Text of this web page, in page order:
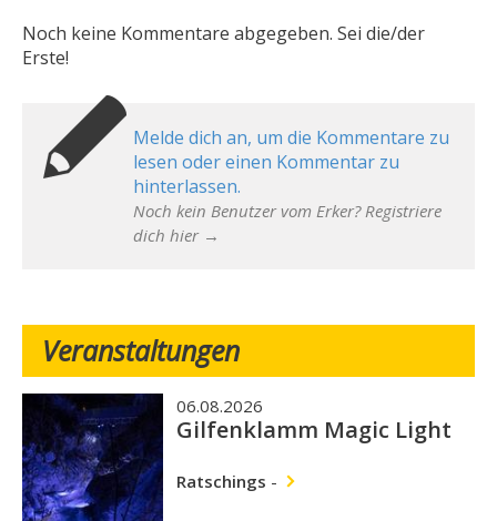
Noch keine Kommentare abgegeben. Sei die/der
Erste!
Melde dich an, um die Kommentare zu
lesen oder einen Kommentar zu
hinterlassen.
Noch kein Benutzer vom Erker? Registriere
dich hier →
Veranstaltungen
06.08.2026
Gilfenklamm Magic Light
Ratschings -